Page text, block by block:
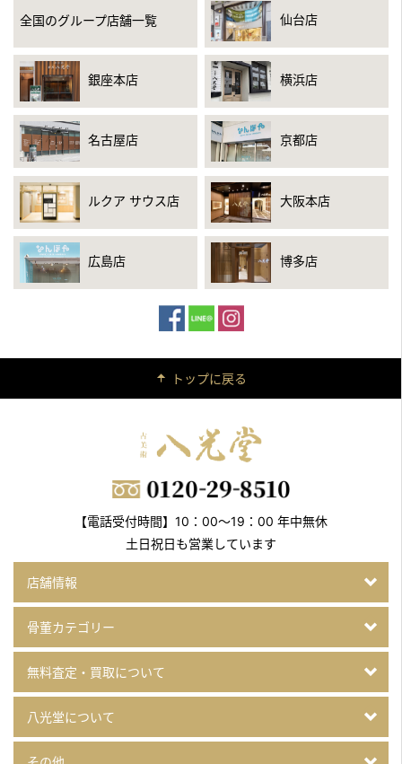
全国のグループ店舗一覧 仙台店
銀座本店 横浜店
名古屋店 京都店
ルクア サウス店 大阪本店
広島店 博多店
トップに戻る
【電話受付時間】10：00～19：00 年中無休
土日祝日も営業しています
店舗情報
骨董カテゴリー
無料査定・買取について
八光堂について